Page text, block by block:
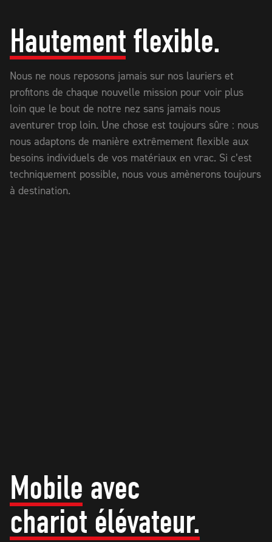
Hautementflexible.
Nous ne nous reposons jamais sur nos lauriers et
profitons de chaque nouvelle mission pour voir plus
loin que le bout de notre nez sans jamais nous
aventurer trop loin. Une chose est toujours sûre : nous
nous adaptons de manière extrêmement flexible aux
besoins individuels de vos matériaux en vrac. Si c’est
techniquement possible, nous vous amènerons toujours
à destination.
Mobile avec
chariot élévateur.